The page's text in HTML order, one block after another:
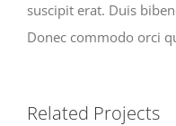
suscipit erat. Duis
Donec commodo orci
Related Projects